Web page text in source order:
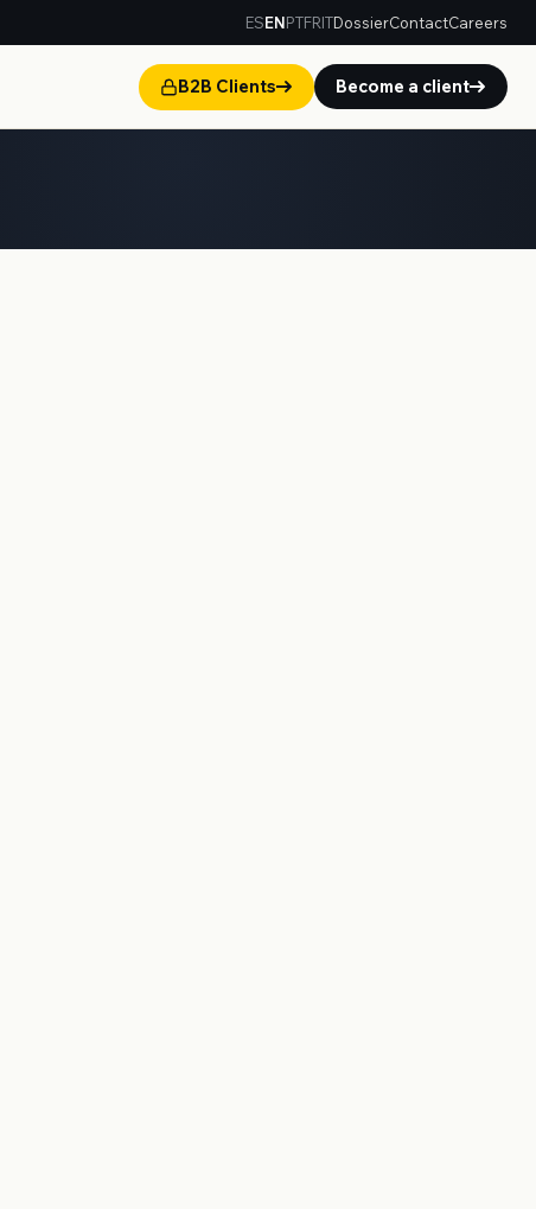
ESENPTFRITDossierContactCareers
B2B Clients Become a client